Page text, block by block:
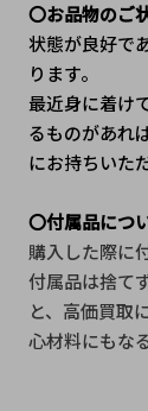
〇お品物のご
状態が良好で
ります。
最近身に着け
るものがあれ
にお持ちいた
〇付属品につ
購入した際に
付属品は捨て
と、高価買取
心材料にもな